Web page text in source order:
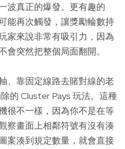
波真正的爆發。更有趣的
能再次觸發，讓獎勵輪數持
家來說非常有吸引力，因為
會突然把整個局面翻開。
、靠固定線路去賭對線的老
的 Cluster Pays 玩法。這種
很不一樣，因為你不是在等
察畫面上相鄰符號有沒有湊
案湊到規定數量，就會直接